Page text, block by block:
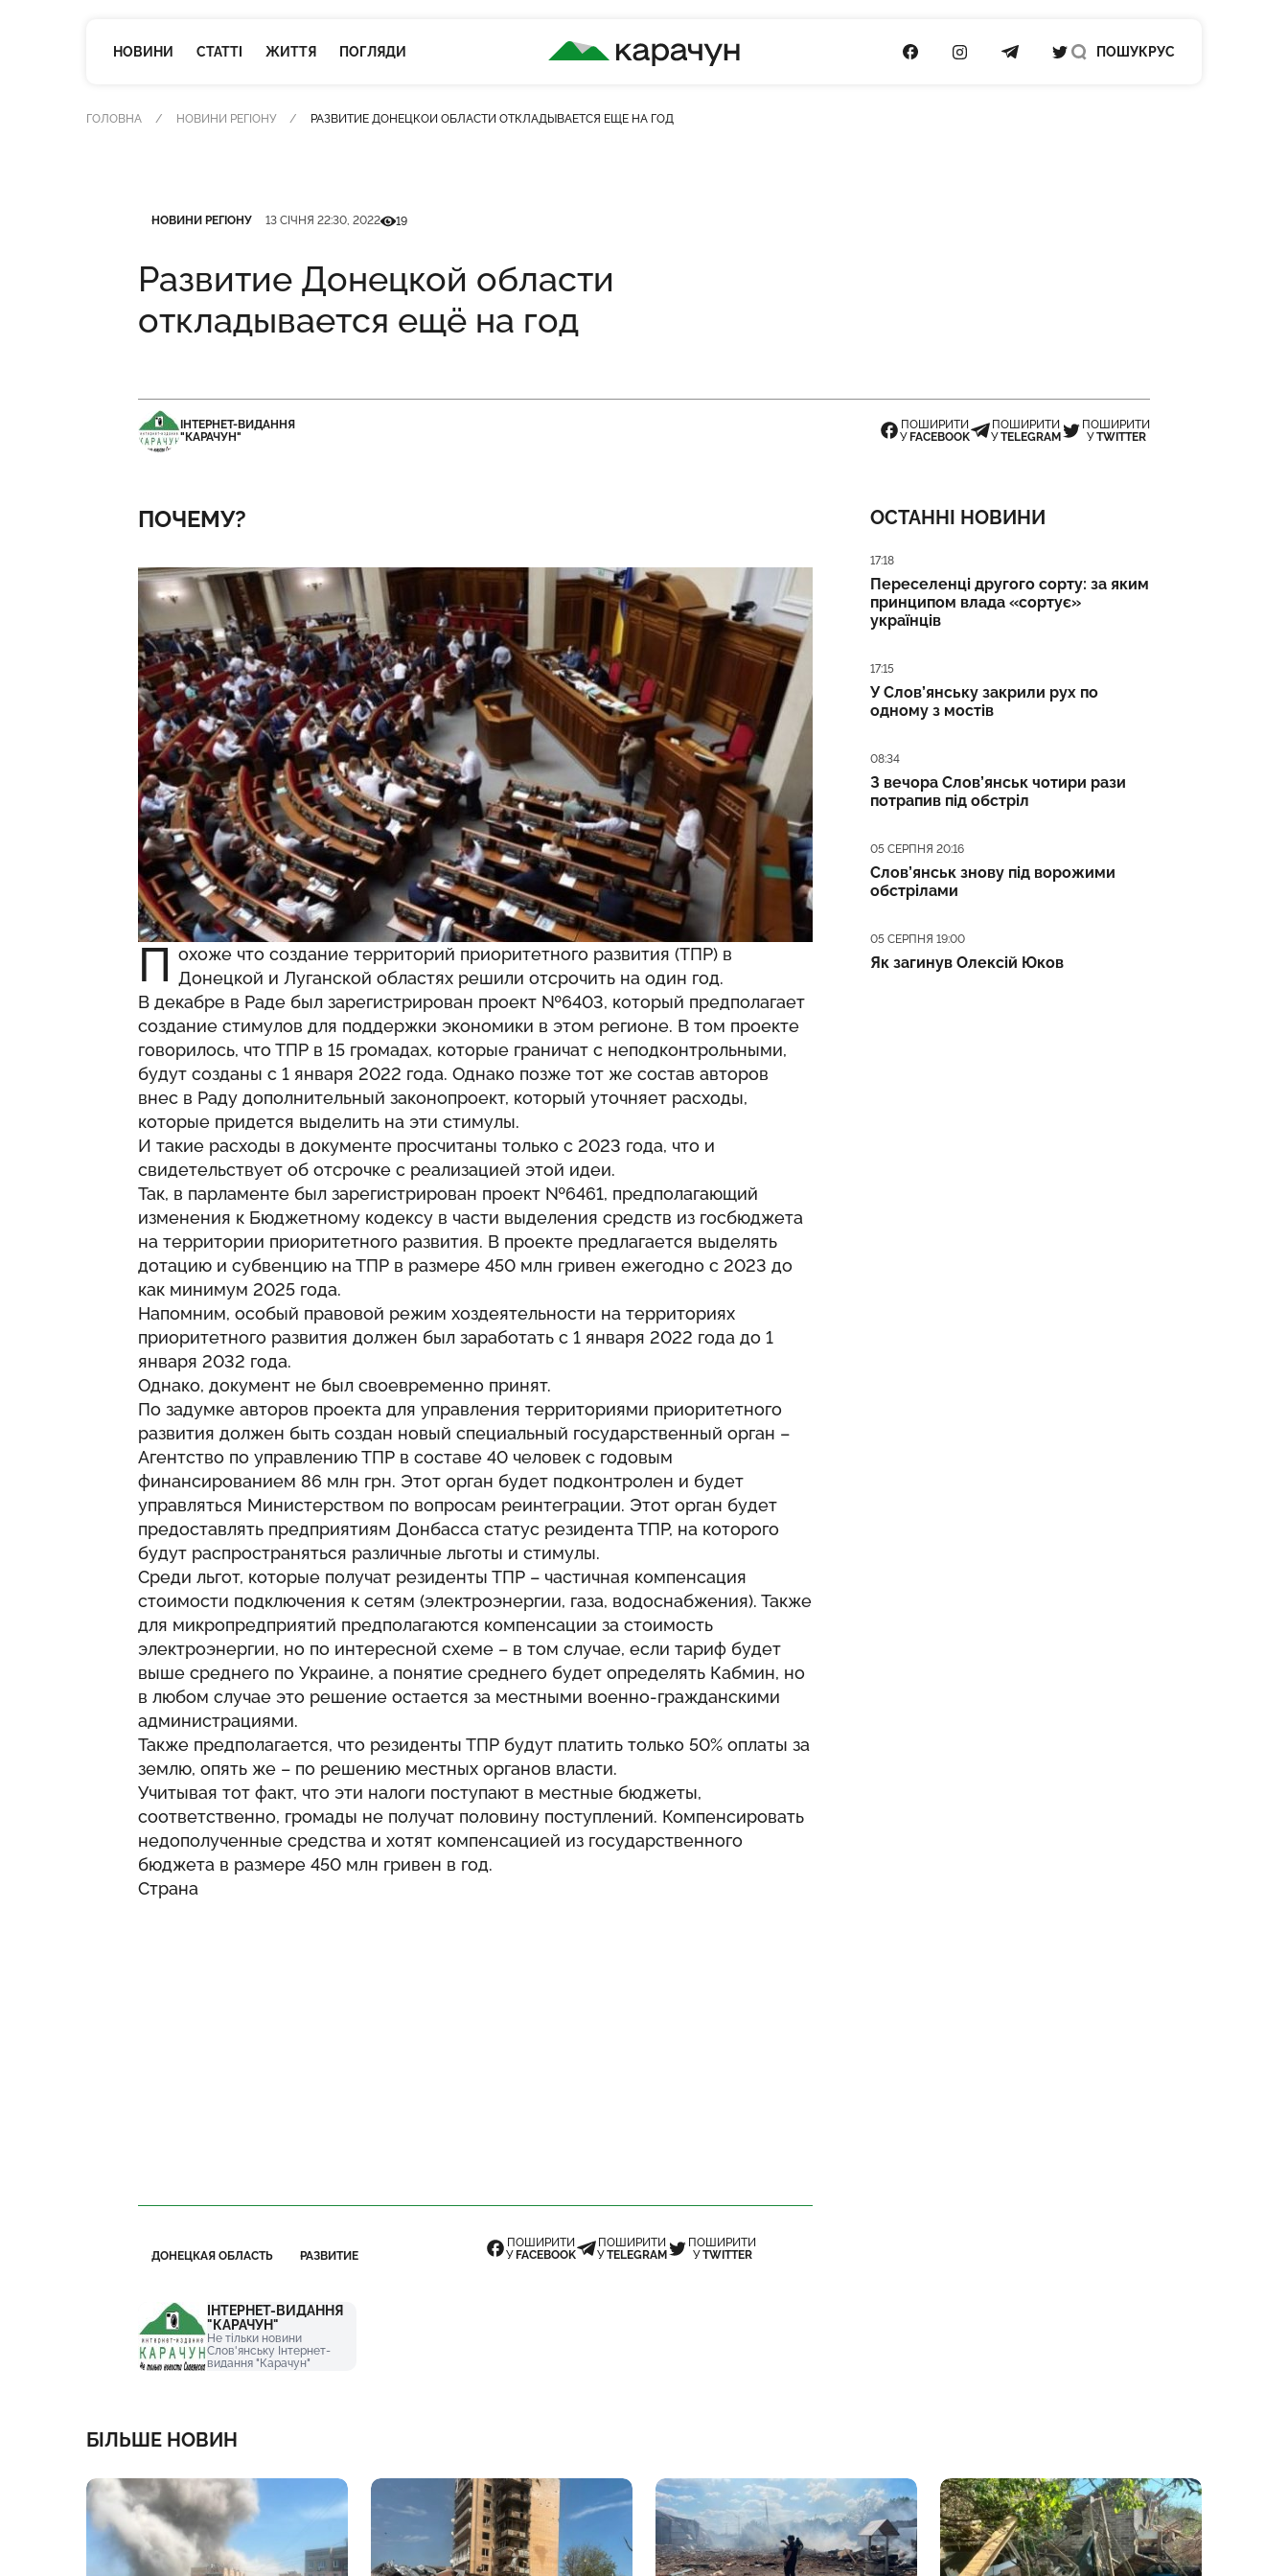
НОВИНИ СТАТТІ ЖИТТЯ ПОГЛЯДИ
КАРАЧУН
ПОСИЛАННЯ НА FACEBOOK
ПОСИЛАННЯ НА INSTAGRAM
ПОСИЛАННЯ НА TELEGRAM
ПОСИЛАННЯ НА TWITTER
ПОШУК РУС
ГОЛОВНА НОВИНИ РЕГІОНУ РАЗВИТИЕ ДОНЕЦКОЙ ОБЛАСТИ ОТКЛАДЫВАЕТСЯ ЕЩЁ НА ГОД
НОВИНИ РЕГІОНУ 13 СІЧНЯ 22:30, 2022Кількість переглядів
19
Развитие Донецкой области
откладывается ещё на год
ІНТЕРНЕТ-ВИДАННЯ
"КАРАЧУН"
ПОШИРИТИ
У FACEBOOK
ПОШИРИТИ
УTELEGRAM
ПОШИРИТИ
УTWITTER
ПОЧЕМУ?
П охоже что создание территорий приоритетного развития (ТПР) в
Донецкой и Луганской областях решили отсрочить на один год.
В декабре в Раде был зарегистрирован проект №6403, который предполагает
создание стимулов для поддержки экономики в этом регионе. В том проекте
говорилось, что ТПР в 15 громадах, которые граничат с неподконтрольными,
будут созданы с 1 января 2022 года. Однако позже тот же состав авторов
внес в Раду дополнительный законопроект, который уточняет расходы,
которые придется выделить на эти стимулы.
И такие расходы в документе просчитаны только с 2023 года, что и
свидетельствует об отсрочке с реализацией этой идеи.
Так, в парламенте был зарегистрирован проект №6461, предполагающий
изменения к Бюджетному кодексу в части выделения средств из госбюджета
на территории приоритетного развития. В проекте предлагается выделять
дотацию и субвенцию на ТПР в размере 450 млн гривен ежегодно с 2023 до
как минимум 2025 года.
Напомним, особый правовой режим хоздеятельности на территориях
приоритетного развития должен был заработать с 1 января 2022 года до 1
января 2032 года.
Однако, документ не был своевременно принят.
По задумке авторов проекта для управления территориями приоритетного
развития должен быть создан новый специальный государственный орган –
Агентство по управлению ТПР в составе 40 человек с годовым
финансированием 86 млн грн. Этот орган будет подконтролен и будет
управляться Министерством по вопросам реинтеграции. Этот орган будет
предоставлять предприятиям Донбасса статус резидента ТПР, на которого
будут распространяться различные льготы и стимулы.
Среди льгот, которые получат резиденты ТПР – частичная компенсация
стоимости подключения к сетям (электроэнергии, газа, водоснабжения). Также
для микропредприятий предполагаются компенсации за стоимость
электроэнергии, но по интересной схеме – в том случае, если тариф будет
выше среднего по Украине, а понятие среднего будет определять Кабмин, но
в любом случае это решение остается за местными военно-гражданскими
администрациями.
Также предполагается, что резиденты ТПР будут платить только 50% оплаты за
землю, опять же – по решению местных органов власти.
Учитывая тот факт, что эти налоги поступают в местные бюджеты,
соответственно, громады не получат половину поступлений. Компенсировать
недополученные средства и хотят компенсацией из государственного
бюджета в размере 450 млн гривен в год.
Страна
ДОНЕЦКАЯ ОБЛАСТЬ РАЗВИТИЕ
ПОШИРИТИ
У FACEBOOK
ПОШИРИТИ
УTELEGRAM
ПОШИРИТИ
УTWITTER
ІНТЕРНЕТ-ВИДАННЯ
"КАРАЧУН"
Не тільки новини
Слов'янську Інтернет-
видання "Карачун"
ОСТАННІ НОВИНИ
Дата публікації
17:18
Переселенці другого сорту: за яким
принципом влада «сортує»
українців
Дата публікації
17:15
У Слов’янську закрили рух по
одному з мостів
Дата публікації
08:34
З вечора Слов’янськ чотири рази
потрапив під обстріл
Дата публікації
05 СЕРПНЯ 20:16
Слов’янськ знову під ворожими
обстрілами
Дата публікації
05 СЕРПНЯ 19:00
Як загинув Олексій Юков
БІЛЬШЕ НОВИН